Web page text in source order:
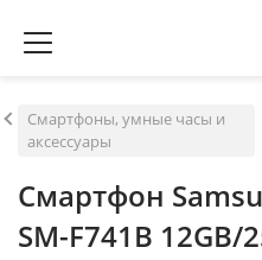
Смартфоны, умные часы и
аксессуары
Смартфон
SM-F741B 12GB/